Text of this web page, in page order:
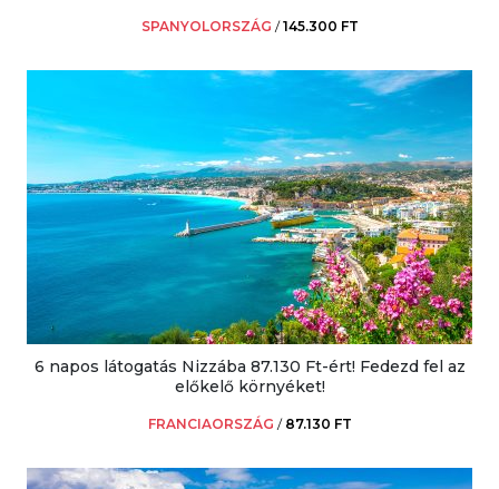
SPANYOLORSZÁG /145.300 FT
6 napos látogatás Nizzába 87.130 Ft-ért! Fedezd fel az
előkelő környéket!
FRANCIAORSZÁG / 87.130 FT